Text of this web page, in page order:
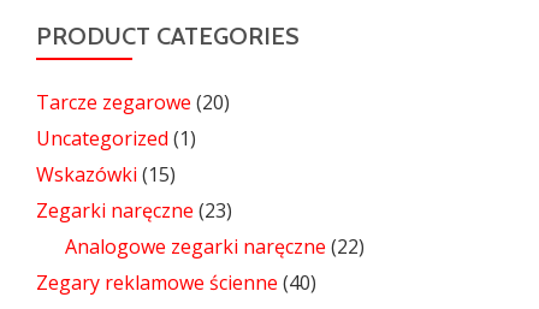
PRODUCT CATEGORIES
Tarcze zegarowe (20)
Uncategorized (1)
Wskazówki (15)
Zegarki naręczne (23)
Analogowe zegarki naręczne (22)
Zegary reklamowe ścienne (40)